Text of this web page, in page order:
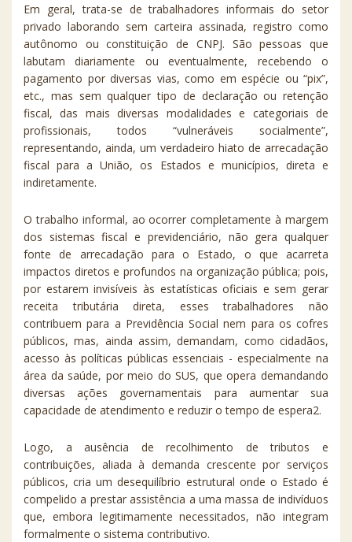
Em geral, trata-se de trabalhadores informais do setor
privado laborando sem carteira assinada, registro como
autônomo ou constituição de CNPJ. São pessoas que
labutam diariamente ou eventualmente, recebendo o
pagamento por diversas vias, como em espécie ou “pix”,
etc., mas sem qualquer tipo de declaração ou retenção
fiscal, das mais diversas modalidades e categoriais de
profissionais, todos “vulneráveis socialmente”,
representando, ainda, um verdadeiro hiato de arrecadação
fiscal para a União, os Estados e municípios, direta e
indiretamente.
O trabalho informal, ao ocorrer completamente à margem
dos sistemas fiscal e previdenciário, não gera qualquer
fonte de arrecadação para o Estado, o que acarreta
impactos diretos e profundos na organização pública; pois,
por estarem invisíveis às estatísticas oficiais e sem gerar
receita tributária direta, esses trabalhadores não
contribuem para a Previdência Social nem para os cofres
públicos, mas, ainda assim, demandam, como cidadãos,
acesso às políticas públicas essenciais - especialmente na
área da saúde, por meio do SUS, que opera demandando
diversas ações governamentais para aumentar sua
capacidade de atendimento e reduzir o tempo de espera2.
Logo, a ausência de recolhimento de tributos e
contribuições, aliada à demanda crescente por serviços
públicos, cria um desequilíbrio estrutural onde o Estado é
compelido a prestar assistência a uma massa de indivíduos
que, embora legitimamente necessitados, não integram
formalmente o sistema contributivo.